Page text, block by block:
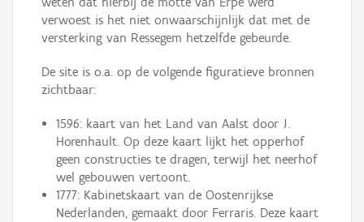
verwoest is het niet onwaarschijnlijk dat met de
versterking van Ressegem hetzelfde gebeurde.
De site is o.a. op de volgende figuratieve bronnen
zichtbaar:
1596: kaart van het Land van Aalst door J.
Horenhault. Op deze kaart lijkt het opperhof
geen constructies te dragen, terwijl het neerhof
wel gebouwen vertoont.
1777: Kabinetskaart van de Oostenrijkse
Nederlanden, gemaakt door Ferraris. Deze kaart